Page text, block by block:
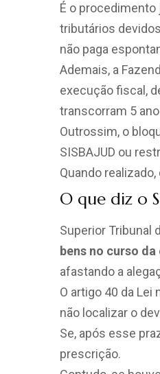
É o
tributários
não paga
Ademais, a
execução fiscal,
transcorram 5
Outrossim, o
SISBAJUD ou
Quando
O que diz o
Superior Tribunal
bens no curso
afastando a
O artigo 40 da
não localizar o
Se, após esse
prescrição.